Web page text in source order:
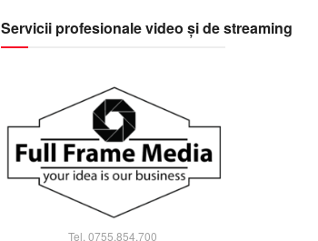
Servicii profesionale video și de streaming
Tel. 0755.854.700